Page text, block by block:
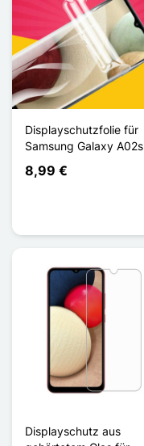
Displayschutzfolie für
Samsung Galaxy A02s
8,99 €
Displayschutz aus